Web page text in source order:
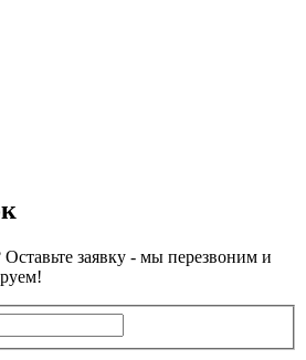
заявку - мы перезвоним и